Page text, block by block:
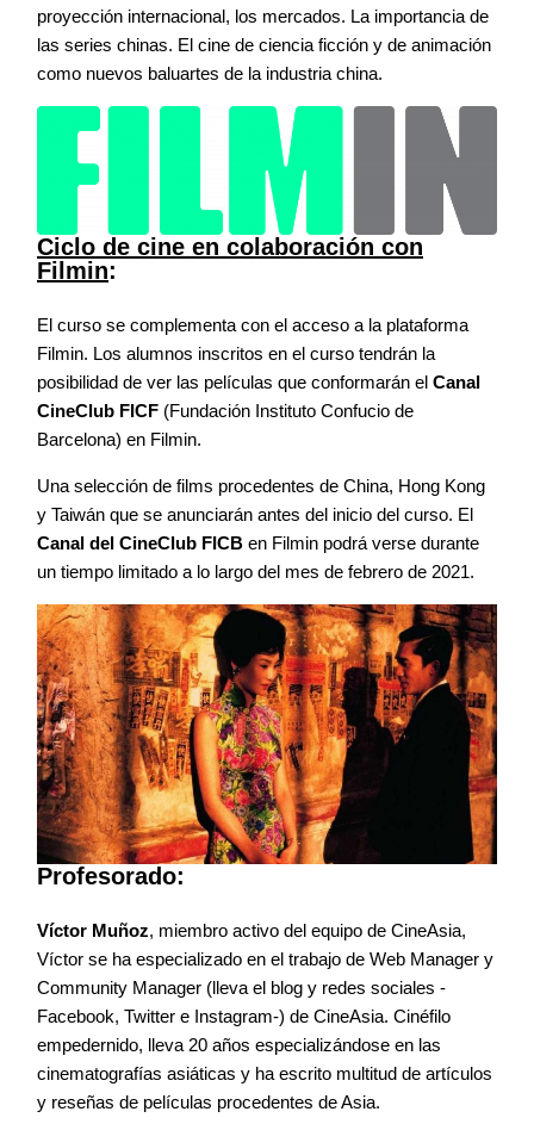
proyección internacional, los mercados. La importancia de
las series chinas. El cine de ciencia ficción y de animación
como nuevos baluartes de la industria china.
Ciclo de cine en colaboración con
Filmin:
El curso se complementa con el acceso a la plataforma
Filmin. Los alumnos inscritos en el curso tendrán la
posibilidad de ver las películas que conformarán el Canal
CineClub FICF (Fundación Instituto Confucio de
Barcelona) en Filmin.
Una selección de films procedentes de China, Hong Kong
y Taiwán que se anunciarán antes del inicio del curso. El
Canal del CineClub FICB en Filmin podrá verse durante
un tiempo limitado a lo largo del mes de febrero de 2021.
Profesorado:
Víctor Muñoz, miembro activo del equipo de CineAsia,
Víctor se ha especializado en el trabajo de Web Manager y
Community Manager (lleva el blog y redes sociales -
Facebook, Twitter e Instagram-) de CineAsia. Cinéfilo
empedernido, lleva 20 años especializándose en las
cinematografías asiáticas y ha escrito multitud de artículos
y reseñas de películas procedentes de Asia.